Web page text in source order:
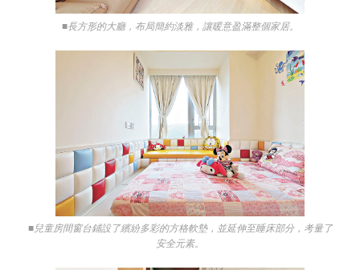
■長方形的大廳，布局簡約淡雅，讓暖意盈滿整個家居。
■兒童房間窗台鋪設了繽紛多彩的方格軟墊，並延伸至睡床部分，考量了
安全元素。